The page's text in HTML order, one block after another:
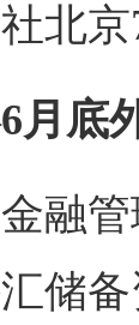
北
月底
融
储